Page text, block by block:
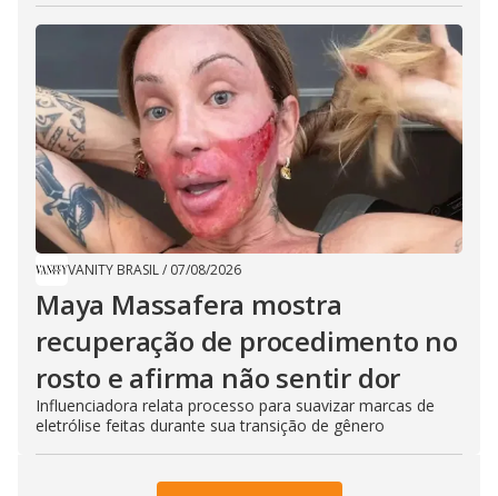
VANITY BRASIL/ 07/08/2026
Maya Massafera mostra
recuperação de procedimento no
rosto e afirma não sentir dor
Influenciadora relata processo para suavizar marcas de
eletrólise feitas durante sua transição de gênero